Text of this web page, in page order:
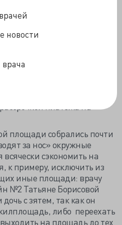
новости
предоставленной
выкупить ее по цене ниже
платежа на
площади собрались почти
за нос» окружные
сэкономить на
к примеру, исключить из
иные площади: врачу
№2 Татьяне Борисовой
с зятем, так как он
либо переехать
на площадь до тех